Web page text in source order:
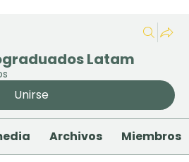
Latam
Unirse
Archivos Miembros